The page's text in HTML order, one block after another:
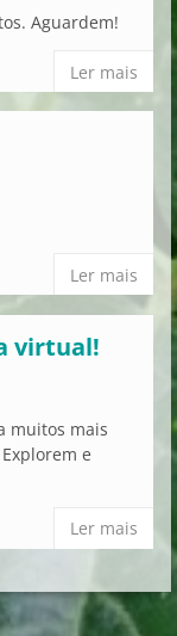
Aguardem!
Ler mais
Ler mais
virtual!
muitos mais
e
Ler mais